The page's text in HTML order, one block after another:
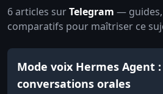
6 articles surTelegram —
comparatifs pour maîtriser ce
Mode voix Hermes Agent :
conversations orales